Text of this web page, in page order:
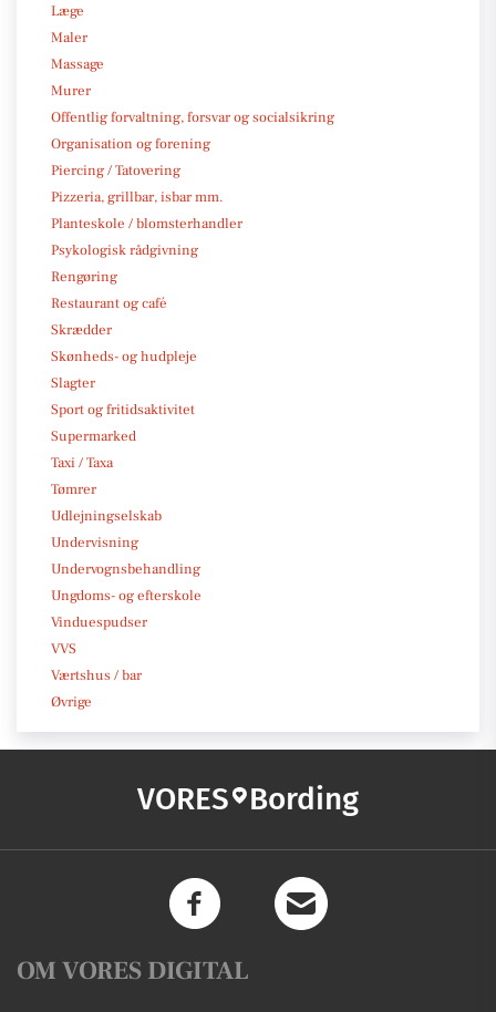
Læge
Maler
Massage
Murer
Offentlig forvaltning, forsvar og socialsikring
Organisation og forening
Piercing / Tatovering
Pizzeria, grillbar, isbar mm.
Planteskole / blomsterhandler
Psykologisk rådgivning
Rengøring
Restaurant og café
Skrædder
Skønheds- og hudpleje
Slagter
Sport og fritidsaktivitet
Supermarked
Taxi / Taxa
Tømrer
Udlejningselskab
Undervisning
Undervognsbehandling
Ungdoms- og efterskole
Vinduespudser
VVS
Værtshus / bar
Øvrige
VORES Bording
OM VORES DIGITAL